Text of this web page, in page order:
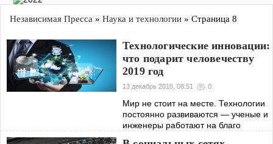
забол
Независимая Пресса » Наука и технологии » Страница 8
Технологические инновации:
что подарит человечеству
2019 год
13 декабрь 2018, 08:51 0
Мир не стоит на месте. Технологии
постоянно развиваются — ученые и
инженеры работают на благо